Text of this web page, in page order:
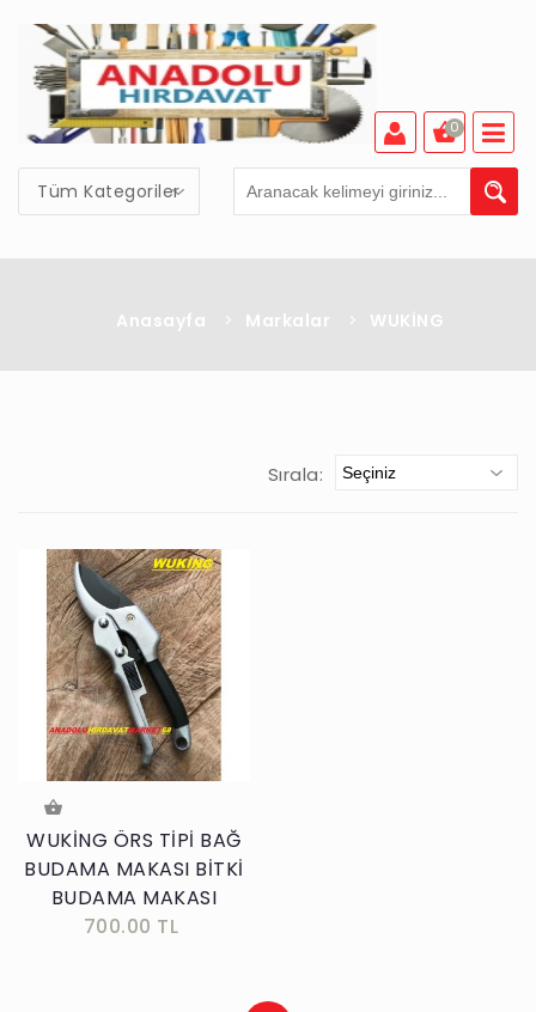
Tüm Kategoriler
0
Anasayfa > Markalar > WUKİNG
Sırala:
WUKİNG ÖRS TİPİ BAĞ
BUDAMA MAKASI BİTKİ
BUDAMA MAKASI
700.00 TL